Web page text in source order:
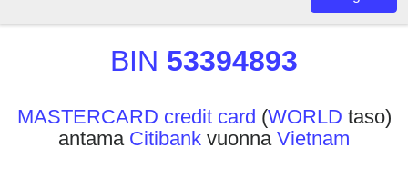
API
BIN 53394893
MASTERCARD credit card (WORLD taso)
antama Citibank vuonna Vietnam